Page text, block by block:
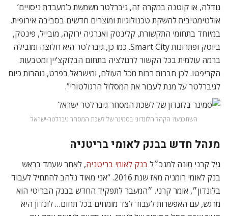
גודלה, או קוטנה במקרה זה, גיברלטר משמשת כ’מעבדת ניסויים’
אולטימטיבית להשקת טכנולוגיות ומוצרים חדשים בסביבה אירופית.
במיוחד בתחומי התקשורת, קלינטק ואנרגיה ירוקה, מובייל, פינטק,
ביוטק ופתרונות Smart City. כמו כן, גיברלטר היא חלוצה ומובילה
ברמה עולמית בכל הקשור לרגולציה בתחום הבלוקצ’יין ומטבעות
הקריפטו. לכן חברות רבות מכל העולם, ומישראל בפרט, נוהרות כיום
לגיברלטר על מנת לעבור את המסלול הרגולטורי”.
השתכנעו? הקהל הלונדוני בסמינר של לשכת המסחר גיברלטר-ישראל
מנהל חדש בבנק לאומי בריטניה
גיל קרני מונה למנכ״ל בנק לאומי בריטניה, לאחר שעמד בראש
בנק לאומי רומניה מאז שנת 2016. “אני מאוד נלהב להתחיל לעבוד
בלונדון״, אומר קרני. ״המעבר לתפקיד החדש בבנק הבריטי הוא
מרגש, עם האפשרות לעבוד לצד מומחים בכל תחום… לונדון היא